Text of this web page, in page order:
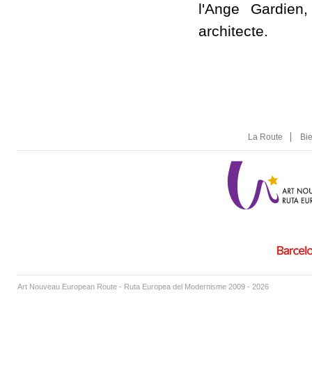
l'Ange
architecte.
La Route
Art Nouveau European Route - Ruta Europea del Modernisme 2009 - 2026